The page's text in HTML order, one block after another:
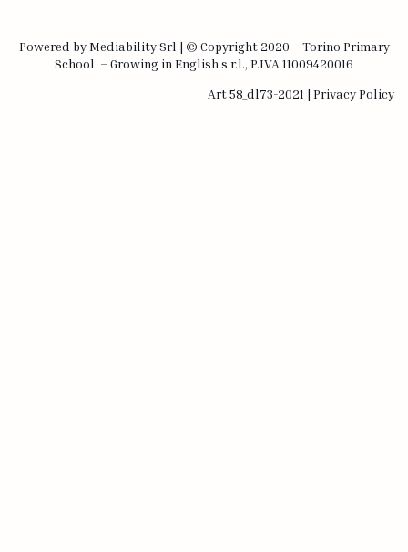
Powered byMediability Srl | © Copyright 2020 – Torino Primary
School – Growing in English s.r.l., P.IVA 11009420016
Art 58_dl73-2021 | Privacy Policy